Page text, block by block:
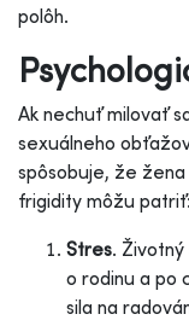
polôh.
Ak nechuť milovať
sexuálneho
spôsobuje, že
frigidity môžu patriť:
Stres.
o rodinu a po
sila na